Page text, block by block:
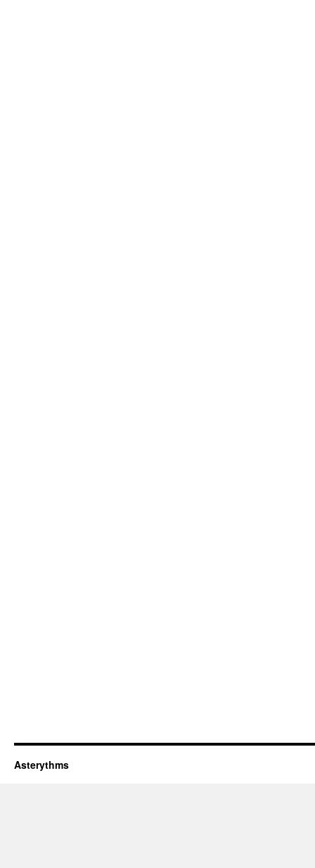
Asterythms